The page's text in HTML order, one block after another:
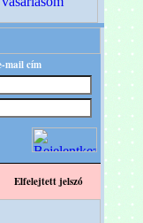
OPITEC
mail cím
Elfelejtett jelszó